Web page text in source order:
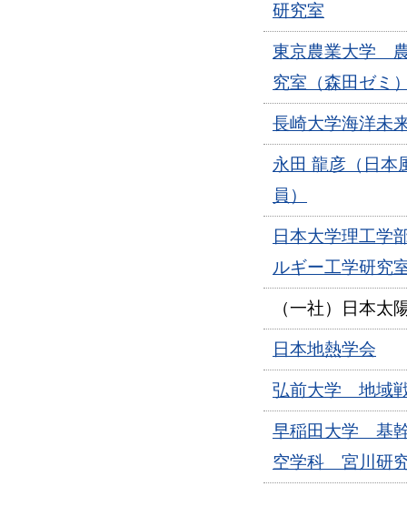
研究室
東京農業大学
究室（森田ゼミ
長崎大学海洋未
永田 龍彦（日本
員）
日本大学理工学
ルギー工学研究
（一社）日本太
日本地熱学会
弘前大学 地域
早稲田大学 基
空学科 宮川研